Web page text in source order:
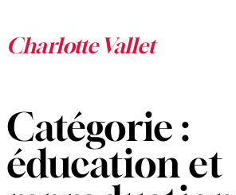
contenu
Catégorie :
éducation et